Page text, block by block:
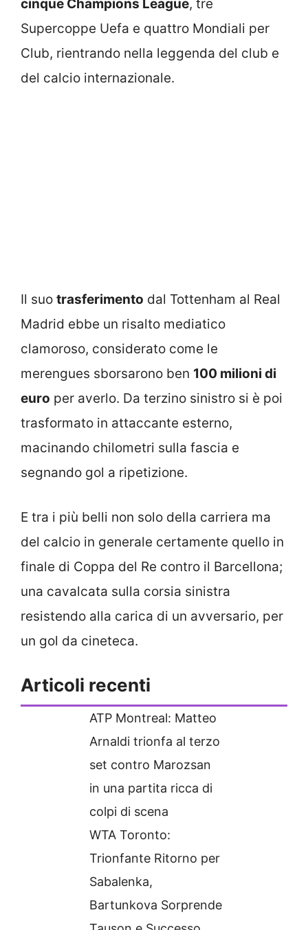
cinque Champions League, tre
Supercoppe Uefa e quattro Mondiali per
Club, rientrando nella leggenda del club e
del calcio internazionale.
Il suo trasferimento dal Tottenham al Real
Madrid ebbe un risalto mediatico
clamoroso, considerato come le
merengues sborsarono ben 100 milioni di
euro per averlo. Da terzino sinistro si è poi
trasformato in attaccante esterno,
macinando chilometri sulla fascia e
segnando gol a ripetizione.
E tra i più belli non solo della carriera ma
del calcio in generale certamente quello in
finale di Coppa del Re contro il Barcellona;
una cavalcata sulla corsia sinistra
resistendo alla carica di un avversario, per
un gol da cineteca.
Articoli recenti
ATP Montreal: Matteo
Arnaldi trionfa al terzo
set contro Marozsan
in una partita ricca di
colpi di scena
WTA Toronto:
Trionfante Ritorno per
Sabalenka,
Bartunkova Sorprende